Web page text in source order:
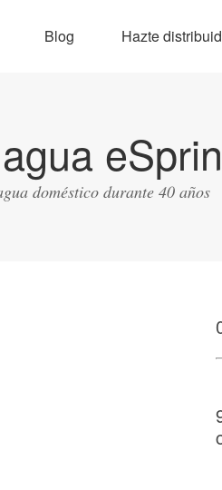
Blog Hazte
doméstico durante 40 años